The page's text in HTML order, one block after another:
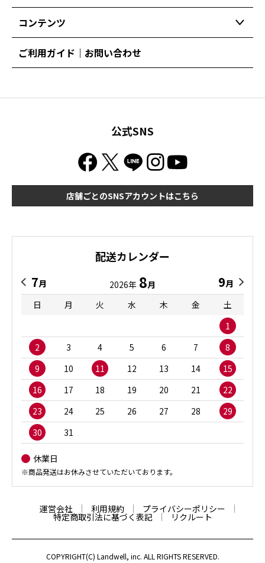
コンテンツ
ご利用ガイド｜お問い合わせ
公式SNS
店舗ごとのSNSアカウントはこちら
配送カレンダー
7月 2026年 8月 9月
日
月 火 水 木 金
土
1
2
3 4 5 6 7
8
9
10 11 12 13 14
15
16
17 18 19 20 21
22
23
24 25 26 27 28
29
30
31
休業日
※商品発送はお休みさせていただいております。
運営会社 利用規約 プライバシーポリシー
特定商取引法に基づく表記 リクルート
COPYRIGHT(C) Landwell, inc. ALL RIGHTS RESERVED.